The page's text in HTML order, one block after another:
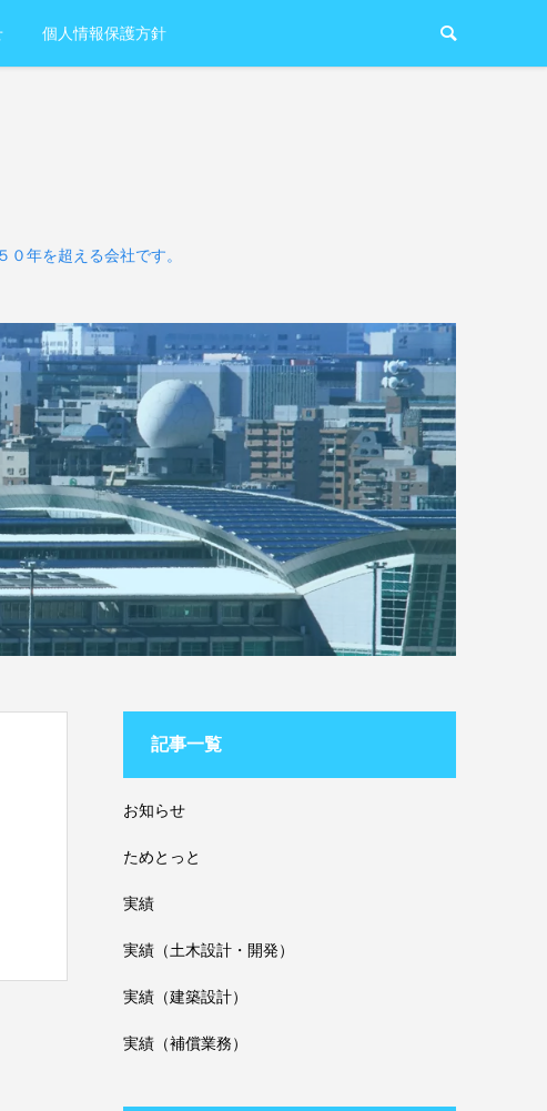
個人情報保護方針
年を超える会社です。
記事一覧
お知らせ
ためとっと
実績
実績（土木設計・開発）
実績（建築設計）
実績（補償業務）